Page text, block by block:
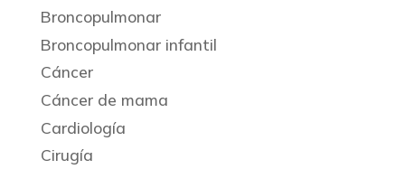
Broncopulmonar
Broncopulmonar infantil
Cáncer
Cáncer de mama
Cardiología
Cirugía